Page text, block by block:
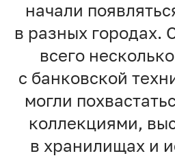
начали
в разных городах.
всего
с банковской
могли
коллекциями,
в хранилищах и